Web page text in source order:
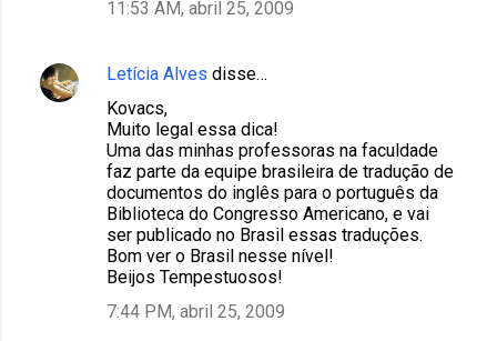
11:53 AM, abril 25, 2009
Letícia Alves disse…
Kovacs,
Muito legal essa dica!
Uma das minhas professoras na faculdade
faz parte da equipe brasileira de tradução de
documentos do inglês para o português da
Biblioteca do Congresso Americano, e vai
ser publicado no Brasil essas traduções.
Bom ver o Brasil nesse nível!
Beijos Tempestuosos!
7:44 PM, abril 25, 2009